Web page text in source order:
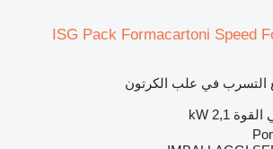
ISG Pack Formacartoni Speed
التسرب في علب الكرتون
القوة 2,1 kW